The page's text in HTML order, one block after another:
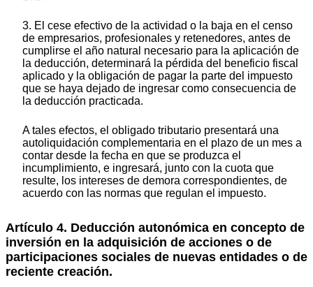
3. El cese efectivo de la actividad o la baja en el censo
de empresarios, profesionales y retenedores, antes de
cumplirse el año natural necesario para la aplicación de
la deducción, determinará la pérdida del beneficio fiscal
aplicado y la obligación de pagar la parte del impuesto
que se haya dejado de ingresar como consecuencia de
la deducción practicada.
A tales efectos, el obligado tributario presentará una
autoliquidación complementaria en el plazo de un mes a
contar desde la fecha en que se produzca el
incumplimiento, e ingresará, junto con la cuota que
resulte, los intereses de demora correspondientes, de
acuerdo con las normas que regulan el impuesto.
Artículo 4. Deducción autonómica en concepto de
inversión en la adquisición de acciones o de
participaciones sociales de nuevas entidades o de
reciente creación.